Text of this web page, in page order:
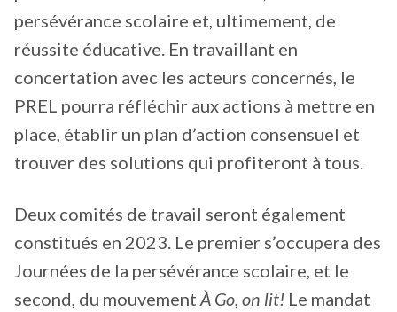
persévérance scolaire et, ultimement, de
réussite éducative. En travaillant en
concertation avec les acteurs concernés, le
PREL pourra réfléchir aux actions à mettre en
place, établir un plan d’action consensuel et
trouver des solutions qui profiteront à tous.
Deux comités de travail seront également
constitués en 2023. Le premier s’occupera des
Journées de la persévérance scolaire, et le
second, du mouvement À Go, on lit! Le mandat